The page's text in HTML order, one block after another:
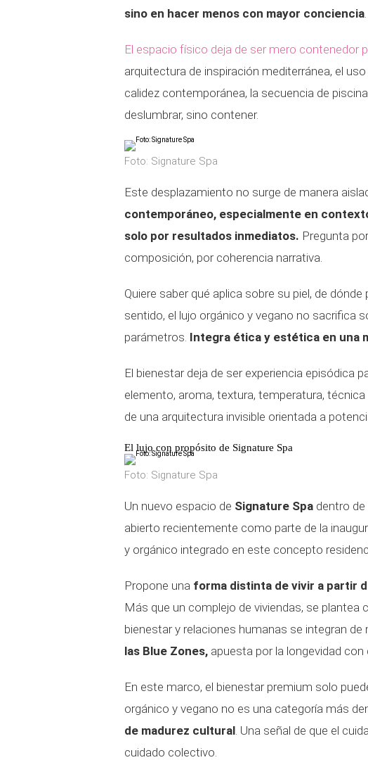
sino en hacer menos con mayor conciencia.
El espacio físico deja de ser mero contenedor
arquitectura de inspiración mediterránea, el
calidez contemporánea, la secuencia de
deslumbrar, sino contener.
Foto: Signature Spa
Este desplazamiento no surge de manera
contemporáneo, especialmente en
solo por resultados inmediatos. Pregunta
composición, por coherencia narrativa.
Quiere saber qué aplica sobre su piel, de
sentido, el lujo orgánico y vegano no sacrifica
parámetros. Integra ética y estética en una
El bienestar deja de ser experiencia episódica
elemento, aroma, textura, temperatura,
de una arquitectura invisible orientada a
El lujo con propósito de Signature Spa
Foto: Signature Spa
Un nuevo espacio de Signature Spa dentro de
abierto recientemente como parte de la
y orgánico integrado en este concepto
Propone una forma distinta de vivir a partir
Más que un complejo de viviendas, se
bienestar y relaciones humanas se integran de
las Blue Zones, apuesta por la longevidad con
En este marco, el bienestar premium solo
orgánico y vegano no es una categoría más
de madurez cultural. Una señal de que el
cuidado colectivo.